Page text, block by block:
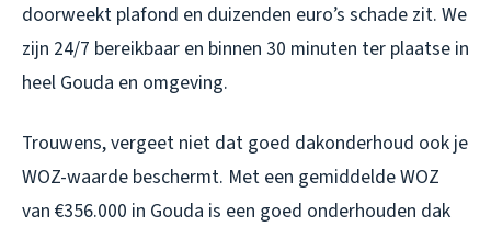
doorweekt plafond en duizenden euro’s schade zit. We
zijn 24/7 bereikbaar en binnen 30 minuten ter plaatse in
heel Gouda en omgeving.
Trouwens, vergeet niet dat goed dakonderhoud ook je
WOZ-waarde beschermt. Met een gemiddelde WOZ
van €356.000 in Gouda is een goed onderhouden dak